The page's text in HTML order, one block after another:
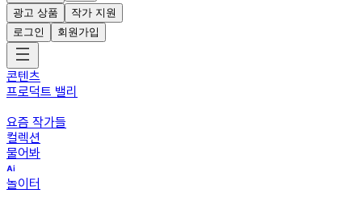
광고 상품
작가 지원
로그인
회원가입
콘텐츠
프로덕트 밸리
요즘 작가들
컬렉션
물어봐
놀이터